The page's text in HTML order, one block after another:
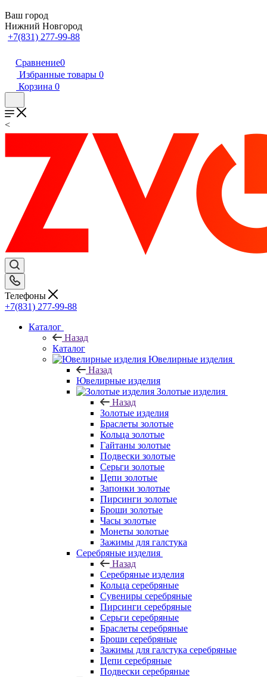
Ваш город
Нижний Новгород
+7(831) 277-99-88
Сравнение0
Избранные товары 0
Корзина 0
<
Телефоны
+7(831) 277-99-88
Каталог
Назад
Каталог
Ювелирные изделия
Назад
Ювелирные изделия
Золотые изделия
Назад
Золотые изделия
Браслеты золотые
Кольца золотые
Гайтаны золотые
Подвески золотые
Серьги золотые
Цепи золотые
Запонки золотые
Пирсинги золотые
Броши золотые
Часы золотые
Монеты золотые
Зажимы для галстука
Серебряные изделия
Назад
Серебряные изделия
Кольца серебряные
Сувениры серебряные
Пирсинги серебряные
Серьги серебряные
Браслеты серебряные
Броши серебряные
Зажимы для галстука серебряные
Цепи серебряные
Подвески серебряные